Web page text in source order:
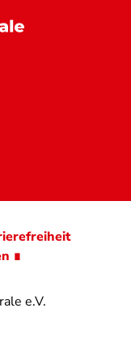
e.V.
∎